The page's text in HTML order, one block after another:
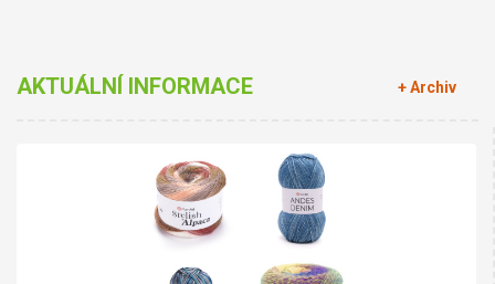
AKTUÁLNÍ INFORMACE + Archiv